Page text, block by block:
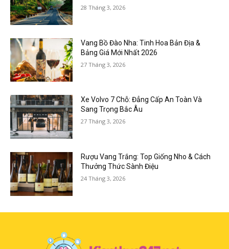
28 Tháng 3, 2026
Vang Bồ Đào Nha: Tinh Hoa Bản Địa &
Bảng Giá Mới Nhất 2026
27 Tháng 3, 2026
Xe Volvo 7 Chỗ: Đẳng Cấp An Toàn Và
Sang Trọng Bắc Âu
27 Tháng 3, 2026
Rượu Vang Trắng: Top Giống Nho & Cách
Thưởng Thức Sành Điệu
24 Tháng 3, 2026